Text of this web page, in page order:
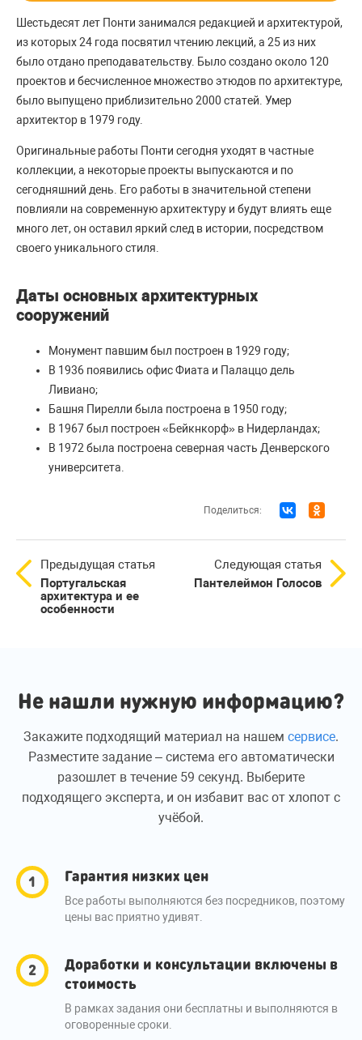
Шестьдесят лет Понти занимался редакцией и архитектурой,
из которых 24 года посвятил чтению лекций, а 25 из них
было отдано преподавательству. Было создано около 120
проектов и бесчисленное множество этюдов по архитектуре,
было выпущено приблизительно 2000 статей. Умер
архитектор в 1979 году.
Оригинальные работы Понти сегодня уходят в частные
коллекции, а некоторые проекты выпускаются и по
сегодняшний день. Его работы в значительной степени
повлияли на современную архитектуру и будут влиять еще
много лет, он оставил яркий след в истории, посредством
своего уникального стиля.
Даты основных архитектурных
сооружений
Монумент павшим был построен в 1929 году;
В 1936 появились офис Фиата и Палаццо дель
Ливиано;
Башня Пирелли была построена в 1950 году;
В 1967 был построен «‎Бейкнкорф» в Нидерландах;
В 1972 была построена северная часть Денверского
университета.
Поделиться:
Предыдущая статья
Португальская
архитектура и ее
особенности
Следующая статья
Пантелеймон Голосов
Не нашли нужную информацию?
Закажите подходящий материал на нашем сервисе.
Разместите задание – система его автоматически
разошлет в течение 59 секунд. Выберите
подходящего эксперта, и он избавит вас от хлопот с
учёбой.
Гарантия низких цен
Все работы выполняются без посредников, поэтому
цены вас приятно удивят.
Доработки и консультации включены в
стоимость
В рамках задания они бесплатны и выполняются в
оговоренные сроки.